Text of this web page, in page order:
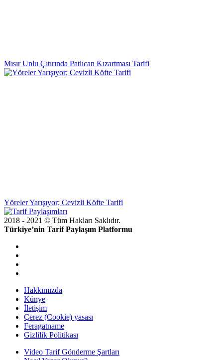
Mısır Unlu Çıtırında Patlıcan Kızartması Tarifi
Yöreler Yarışıyor; Cevizli Köfte Tarifi
2018 - 2021 © Tüm Hakları Saklıdır.
Türkiye’nin Tarif Paylaşım Platformu
bakım
sabitleme
Hakkımızda
Künye
İletişim
Çerez (Cookie) yasası
Feragatname
Gizlilik Politikası
Video Tarif Gönderme Şartları